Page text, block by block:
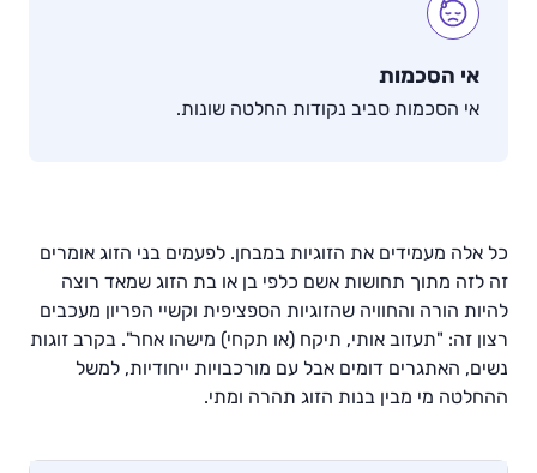
אי הסכמות
אי הסכמות סביב נקודות החלטה שונות.
כל אלה מעמידים את הזוגיות במבחן. לפעמים בני הזוג אומרים
זה לזה מתוך תחושות אשם כלפי בן או בת הזוג שמאד רוצה
להיות הורה והחוויה שהזוגיות הספציפית וקשיי הפריון מעכבים
רצון זה: "תעזוב אותי, תיקח (או תקחי) מישהו אחר". בקרב זוגות
נשים, האתגרים דומים אבל עם מורכבויות ייחודיות, למשל
ההחלטה מי מבין בנות הזוג תהרה ומתי.